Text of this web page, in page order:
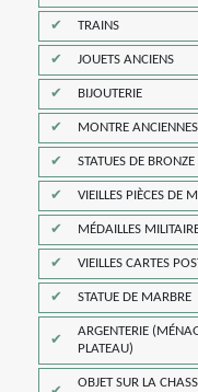
TRAINS
JOUETS ANCIENS
BIJOUTERIE
MONTRE ANCIENNES
STATUES DE BRONZE
VIEILLES PIÈCES DE
MÉDAILLES
VIEILLES CARTES
STATUE DE MARBRE
ARGENTERIE
PLATEAU)
OBJET SUR LA